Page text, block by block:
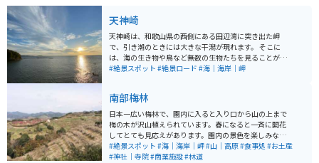
天神崎
天神崎は、和歌山県の西側にある田辺湾に突き出た岬
で、引き潮のときには大きな干潟が現れます。 そこに
は、海の生き物や鳥など無数の生物たちを見ることがで
きます。 また、そのときの風や天気などの条件が合え
位置しているため海の向こうに沈んでいく夕日がとても
きれいで、和歌山県の朝日夕陽百選にもなっています。
最後の道が海沿いの狭い道路にはなりますが、広くて何
台も停められる駐車場がいくつかあります。
#絶景スポット #絶景ロード #海｜海岸｜岬
南部梅林
日本一広い梅林で、園内に入ると入り口から山の上まで
梅の木が沢山植えられています。春になると一斉に開花
してとても見応えがあります。園内の景色を楽しみなが
ら歩いていると丁度良い運動になります。 入り口に神社
があり、進むとイベント広場があり、更に行くと山頂か
#絶景スポット #海｜海岸｜岬#山｜高原#食事処 #お土産
#神社｜寺院#商業施設#林道